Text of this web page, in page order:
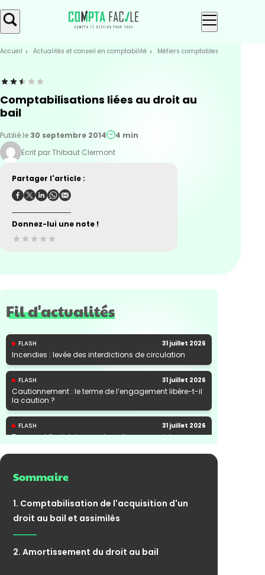
Skip
to
Aller au
contenu
Accueil Actualités et conseil en comptabilité Métiers comptables
Comptabilisations liées au droit au
bail
Publié le 30 septembre 2014
4 min
Ecrit par Thibaut Clermont
Partager l'article :
Donnez-lui une note !
Fil d'actualités
FLASH 31 juillet 2026
Incendies : levée des interdictions de circulation
FLASH 31 juillet 2026
Cautionnement : le terme de l’engagement libère-t-il
la caution ?
FLASH 31 juillet 2026
Transport fluvial de marchandises : une aide
financière bienvenue
Sommaire
1. Comptabilisation de l'acquisition d'un
droit au bail et assimilés
2. Amortissement du droit au bail